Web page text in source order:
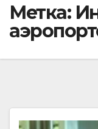
Метка: